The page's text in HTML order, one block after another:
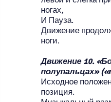
ногах,
И Пауза.
Движение
ноги.
Движение 10.
полупальцах»
Исходное
позиция.